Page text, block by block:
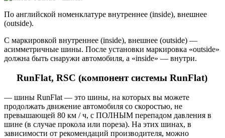
По английской номенклатуре внутреннее (inside), внешнее
(outside).
С маркировкой внутреннее (inside), внешнее (outside) —
асимметричные шины. После установки маркировка «outside»
должна быть снаружи автомобиля, а «inside» — внутри.
RunFlat, RSC (компонент системы RunFlat)
— шины RunFlat — это шины, на которых вы можете
продолжать движение автомобиля со скоростью, не
превышающей 80 км / ч, с ПОЛНЫМ перепадом давления в
шине (в случае прокола или пореза). На этих шинах, в
зависимости от рекомендаций производителя, можно